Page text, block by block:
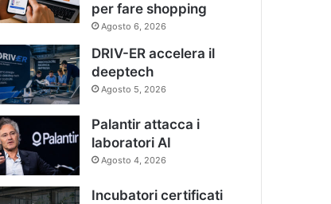
per fare shopping
Agosto 6, 2026
DRIV-ER accelera il
deeptech
Agosto 5, 2026
Palantir attacca i
laboratori AI
Agosto 4, 2026
Incubatori certificati